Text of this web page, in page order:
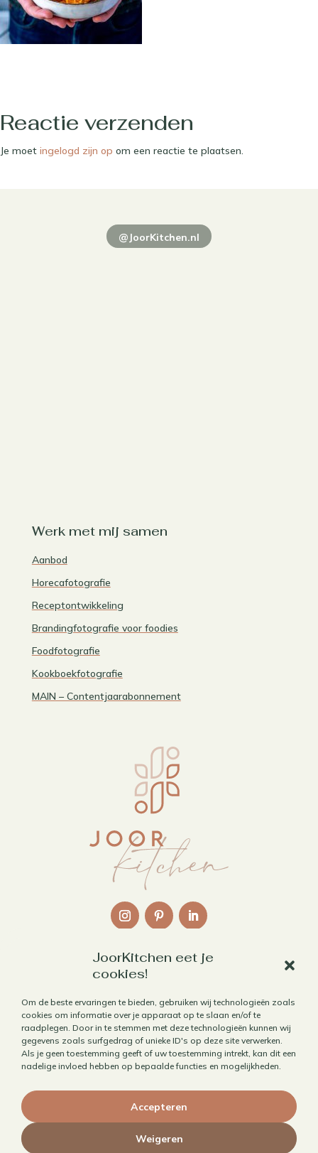
JoorKitchen eet je
cookies!
Om de beste ervaringen te bieden, gebruiken wij technologieën zoals
cookies om informatie over je apparaat op te slaan en/of te
raadplegen. Door in te stemmen met deze technologieën kunnen wij
gegevens zoals surfgedrag of unieke ID's op deze site verwerken.
Als je geen toestemming geeft of uw toestemming intrekt, kan dit een
nadelige invloed hebben op bepaalde functies en mogelijkheden.
Accepteren
Weigeren
Reactie verzenden
Je moet ingelogd zijn op om een reactie te plaatsen.
@JoorKitchen.nl
Werk met mij samen
Aanbod
Horecafotografie
Receptontwikkeling
Brandingfotografie voor foodies
Foodfotografie
Kookboekfotografie
MAIN – Contentjaarabonnement
Contact
Algemene voorwaarden
Privacybeleid